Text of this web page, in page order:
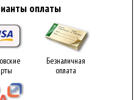
оплаты
Безналичная
оплата